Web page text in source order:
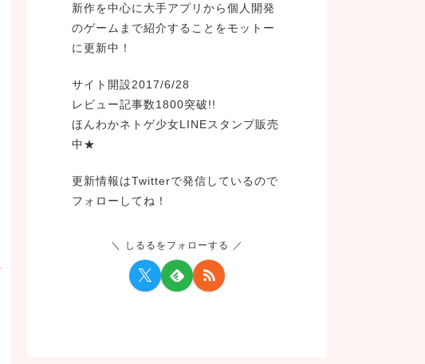
新作を中心に大手アプリから個人開発
のゲームまで紹介することをモットー
に更新中！
サイト開設2017/6/28
レビュー記事数1800突破!!
ほんわかネトゲ少女LINEスタンプ販売
中★
更新情報はTwitterで発信しているので
フォローしてね！
しるるをフォローする